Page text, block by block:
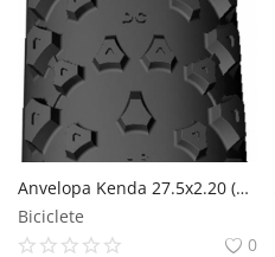
Anvelopa Kenda 27.5x2.20 (55-584) All Mountain Honey Badger DTC SCT 120Tpi Kenda
Biciclete
0